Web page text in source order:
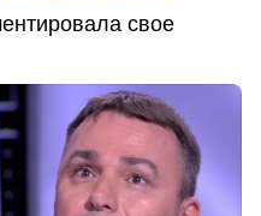
свое